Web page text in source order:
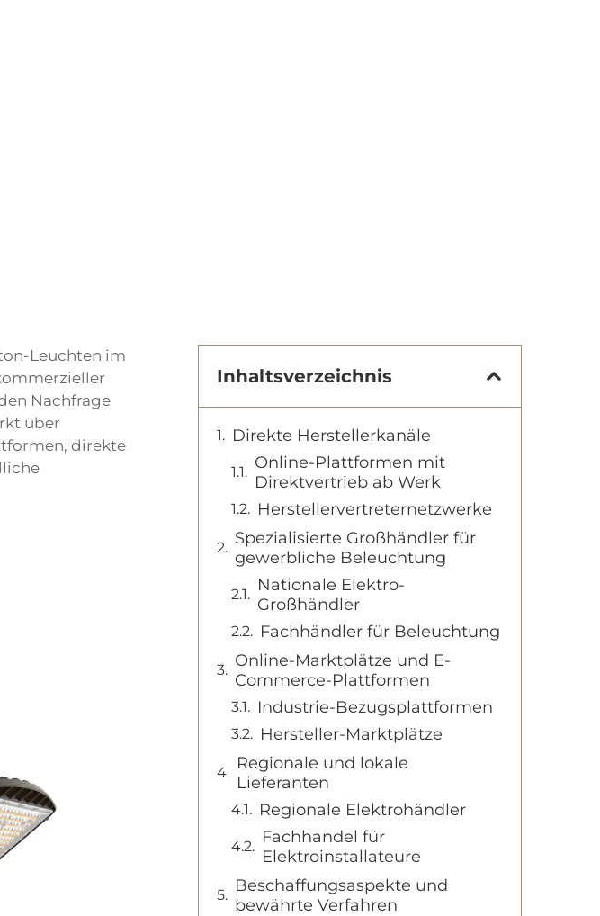
Leuchten im
Nachfrage
über
direkte
Inhaltsverzeichnis
Direkte Herstellerkanäle
Online-Plattformen mit
Direktvertrieb ab Werk
Herstellervertreternetzwerke
Spezialisierte Großhändler für
gewerbliche Beleuchtung
Nationale Elektro-
Großhändler
Fachhändler für Beleuchtung
Online-Marktplätze und E-
Commerce-Plattformen
Industrie-Bezugsplattformen
Hersteller-Marktplätze
Regionale und lokale
Lieferanten
Regionale Elektrohändler
Fachhandel für
Elektroinstallateure
Beschaffungsaspekte und
bewährte Verfahren